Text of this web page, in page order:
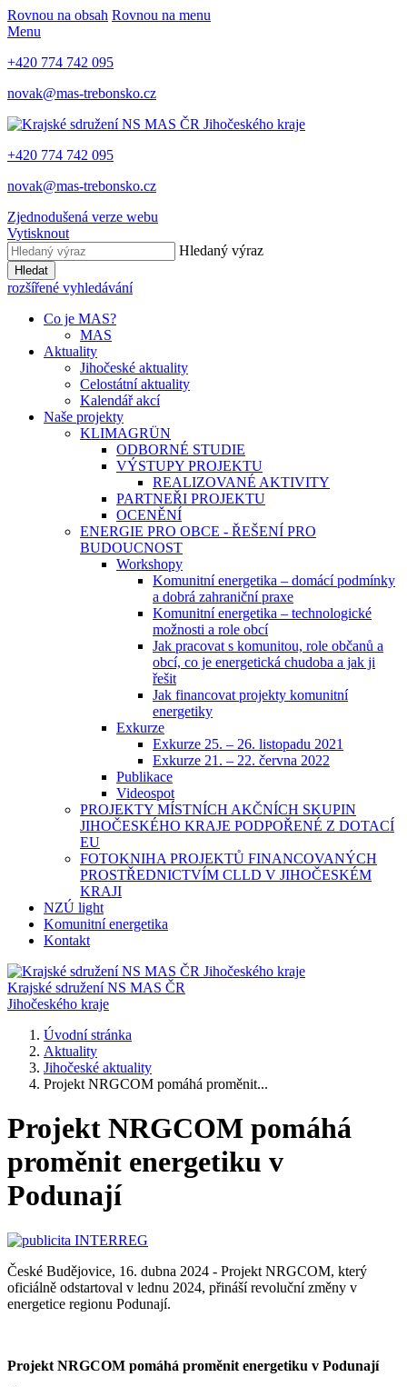
Rovnou na obsah Rovnou na menu
Menu
+420 774 742 095
novak@mas-trebonsko.cz
+420 774 742 095
novak@mas-trebonsko.cz
Zjednodušená verze webu
Vytisknout
Hledaný výraz
Hledat
rozšířené vyhledávání
Co je MAS?
MAS
Aktuality
Jihočeské aktuality
Celostátní aktuality
Kalendář akcí
Naše projekty
KLIMAGRÜN
ODBORNÉ STUDIE
VÝSTUPY PROJEKTU
REALIZOVANÉ AKTIVITY
PARTNEŘI PROJEKTU
OCENĚNÍ
ENERGIE PRO OBCE - ŘEŠENÍ PRO
BUDOUCNOST
Workshopy
Komunitní energetika – domácí podmínky
a dobrá zahraniční praxe
Komunitní energetika – technologické
možnosti a role obcí
Jak pracovat s komunitou, role občanů a
obcí, co je energetická chudoba a jak ji
řešit
Jak financovat projekty komunitní
energetiky
Exkurze
Exkurze 25. – 26. listopadu 2021
Exkurze 21. – 22. června 2022
Publikace
Videospot
PROJEKTY MÍSTNÍCH AKČNÍCH SKUPIN
JIHOČESKÉHO KRAJE PODPOŘENÉ Z DOTACÍ
EU
FOTOKNIHA PROJEKTŮ FINANCOVANÝCH
PROSTŘEDNICTVÍM CLLD V JIHOČESKÉM
KRAJI
NZÚ light
Komunitní energetika
Kontakt
Krajské sdružení NS MAS ČR
Jihočeského kraje
Úvodní stránka
Aktuality
Jihočeské aktuality
Projekt NRGCOM pomáhá proměnit...
Projekt NRGCOM pomáhá
proměnit energetiku v
Podunají
České Budějovice, 16. dubna 2024 - Projekt NRGCOM, který
oficiálně odstartoval v lednu 2024, přináší revoluční změny v
energetice regionu Podunají.
Projekt NRGCOM pomáhá proměnit energetiku v Podunají